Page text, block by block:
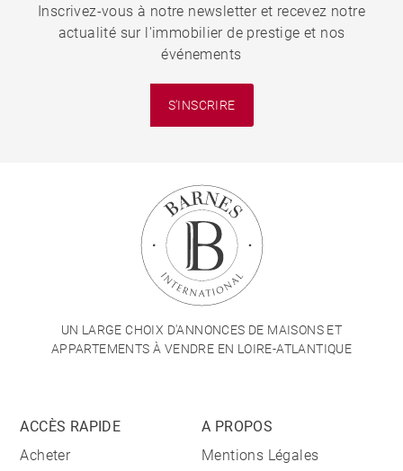
Inscrivez-vous à notre newsletter et recevez notre
actualité sur l'immobilier de prestige et nos
événements
S'INSCRIRE
UN LARGE CHOIX D'ANNONCES DE MAISONS ET
APPARTEMENTS À VENDRE EN LOIRE-ATLANTIQUE
ACCÈS RAPIDE
Acheter
A PROPOS
Mentions Légales